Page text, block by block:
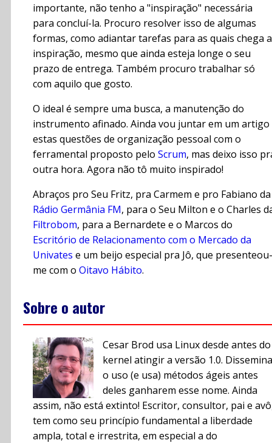
importante, não tenho a "inspiração" necessária
para concluí-la. Procuro resolver isso de algumas
formas, como adiantar tarefas para as quais chega a
inspiração, mesmo que ainda esteja longe o seu
prazo de entrega. Também procuro trabalhar só
com aquilo que gosto.
O ideal é sempre uma busca, a manutenção do
instrumento afinado. Ainda vou juntar em um artigo
estas questões de organização pessoal com o
ferramental proposto pelo Scrum, mas deixo isso
outra hora. Agora não tô muito inspirado!
Abraços pro Seu Fritz, pra Carmem e pro Fabiano da
Rádio Germânia FM, para o Seu Milton e o Charles
Filtrobom, para a Bernardete e o Marcos do
Escritório de Relacionamento com o Mercado da
Univates e um beijo especial pra Jô, que presenteou-
me com o Oitavo Hábito.
Sobre o autor
Cesar Brod usa Linux desde antes do
kernel atingir a versão 1.0. Dissemina
o uso (e usa) métodos ágeis antes
deles ganharem esse nome. Ainda
assim, não está extinto! Escritor, consultor, pai e
tem como seu princípio fundamental a liberdade
ampla, total e irrestrita, em especial a do